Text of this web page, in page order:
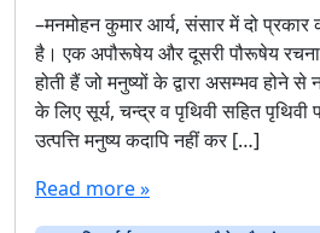
–मनमोहन कुमार आर्य, संसार में दो
है। एक अपौरूषेय और दूसरी पौरूषेय
होती हैं जो मनुष्यों के द्वारा असम्भव होने
के लिए सूर्य, चन्द्र व पृथिवी सहित
उत्पत्ति मनुष्य कदापि नहीं कर […]
Read more »